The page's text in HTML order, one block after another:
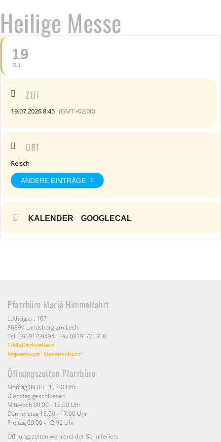
Heilige Messe
19
JUL
ZEIT
19.07.2026 8:45 (GMT+02:00)
ORT
Reisch
ANDERE EINTRÄGE
KALENDER GOOGLECAL
Pfarrbüro Mariä Himmelfahrt
Ludwigstr. 167
86899 Landsberg am Lech
Tel. 08191/59494 · Fax 08191/21318
E-Mail schreiben
Impressum · Datenschutz
Öffnungszeiten Pfarrbüro
Montag 09.00 - 12.00 Uhr
Dienstag geschlossen
Mittwoch 09.00 - 12.00 Uhr
Donnerstag 15.00 - 17.00 Uhr
Freitag 09.00 - 12.00 Uhr
Öffnungszeiten während der Schulferien: